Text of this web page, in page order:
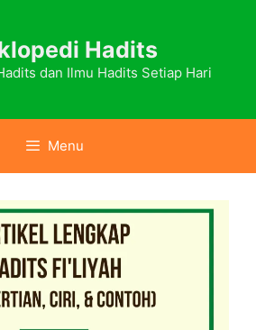
Hadits
dan Ilmu Hadits Setiap Hari
Menu